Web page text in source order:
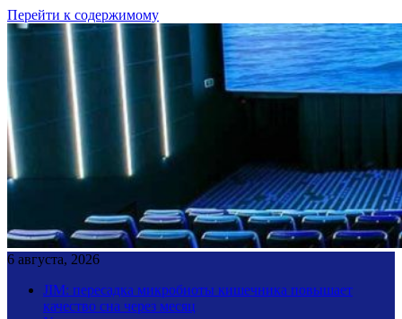
Перейти к содержимому
6 августа, 2026
JIM: пересадка микробиоты кишечника повышает
качество сна через месяц